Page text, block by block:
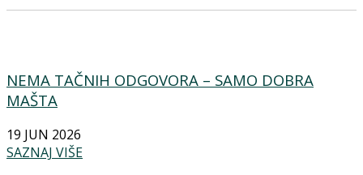
NEMA TAČNIH ODGOVORA – SAMO DOBRA
MAŠTA
19 JUN 2026
SAZNAJ VIŠE